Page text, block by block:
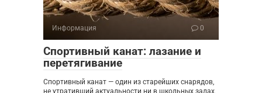
Информация 0
Спортивный канат: лазание и
перетягивание
Спортивный канат — один из старейших снарядов,